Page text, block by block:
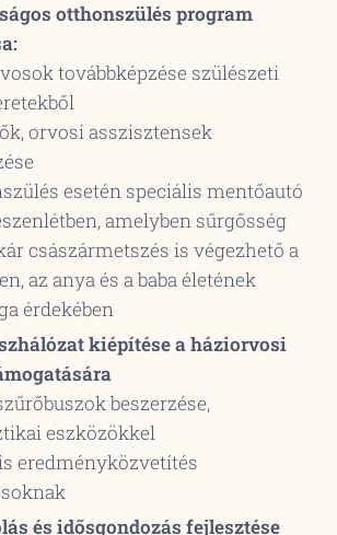
otthonszülés program
továbbképzése szülészeti
orvosi asszisztensek
esetén speciális mentőautó
amelyben sűrgősség
császármetszés is végezhető a
az anya és a baba életének
érdekében
kiépítése a háziorvosi
beszerzése,
eszközökkel
eredményközvetítés
és idősgondozás fejlesztése